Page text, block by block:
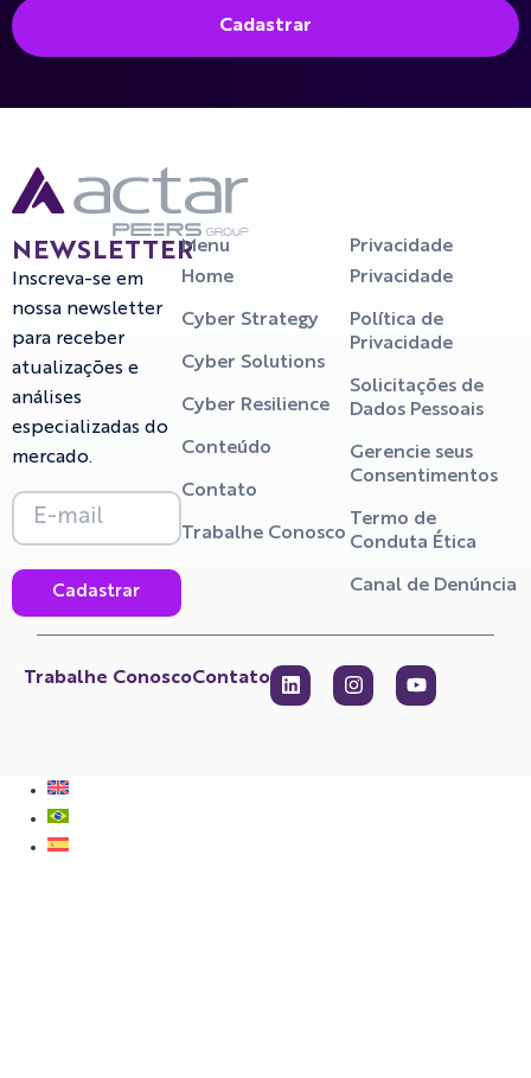
Cadastrar
NEWSLETTER
Inscreva-se em
nossa newsletter
para receber
atualizações e
análises
especializadas do
mercado.
Cadastrar
Menu
Home
Cyber Strategy
Cyber Solutions
Cyber Resilience
Conteúdo
Contato
Trabalhe Conosco
Privacidade
Privacidade
Política de
Privacidade
Solicitações de
Dados Pessoais
Gerencie seus
Consentimentos
Termo de
Conduta Ética
Canal de Denúncia
Trabalhe ConoscoContato